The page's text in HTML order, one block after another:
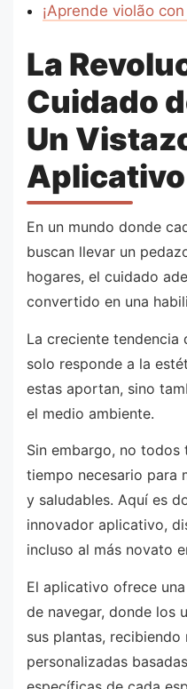
¡Aprende violão
La
Cuidado
Un
Aplicativo
En un mundo donde
buscan llevar un
hogares, el cuidado
convertido en una
La creciente tendencia
solo responde a la
estas aportan, sino
el medio ambiente.
Sin embargo, no
tiempo necesario para
y saludables. Aquí es
innovador aplicativo,
incluso al más novato
El aplicativo ofrece
de navegar, donde los
sus plantas, recibiendo
personalizadas